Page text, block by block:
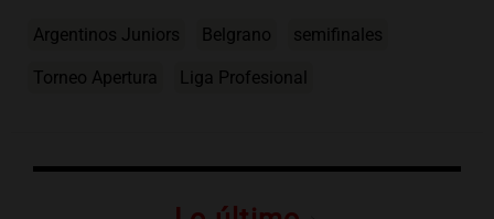
Argentinos Juniors Belgrano semifinales
Torneo Apertura Liga Profesional